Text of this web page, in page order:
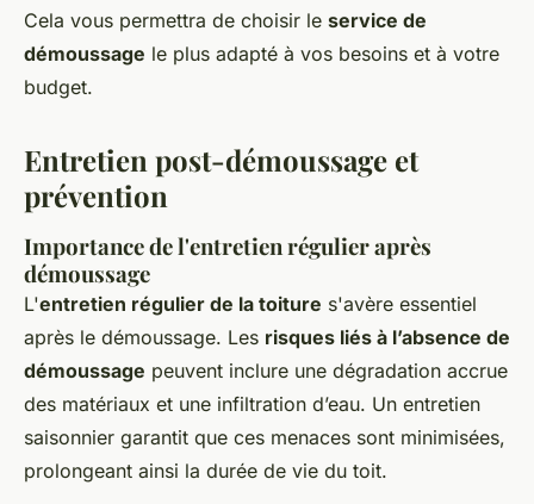
Cela vous permettra de choisir le service de
démoussage le plus adapté à vos besoins et à votre
budget.
Entretien post-démoussage et
prévention
Importance de l'entretien régulier après
démoussage
L'entretien régulier de la toiture s'avère essentiel
après le démoussage. Les risques liés à l’absence de
démoussage peuvent inclure une dégradation accrue
des matériaux et une infiltration d’eau. Un entretien
saisonnier garantit que ces menaces sont minimisées,
prolongeant ainsi la durée de vie du toit.